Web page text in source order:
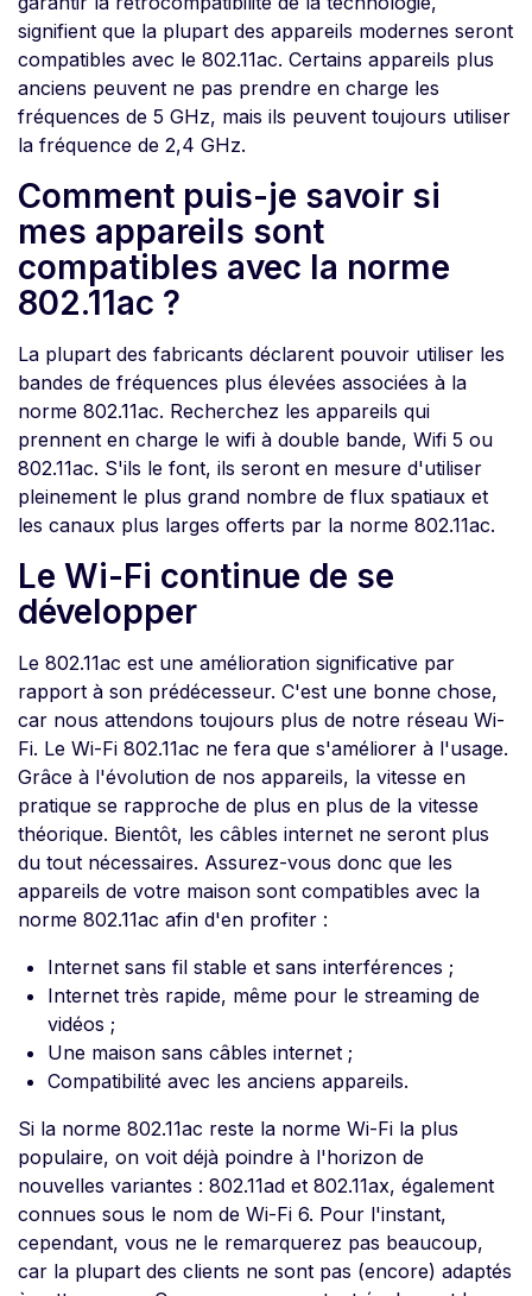
signifient que la plupart des appareils modernes seront
compatibles avec le 802.11ac. Certains appareils plus
anciens peuvent ne pas prendre en charge les
fréquences de 5 GHz, mais ils peuvent toujours utiliser
la fréquence de 2,4 GHz.
Comment puis-je savoir si
mes appareils sont
compatibles avec la norme
802.11ac ?
La plupart des fabricants déclarent pouvoir utiliser les
bandes de fréquences plus élevées associées à la
norme 802.11ac. Recherchez les appareils qui
prennent en charge le wifi à double bande, Wifi 5 ou
802.11ac. S'ils le font, ils seront en mesure d'utiliser
pleinement le plus grand nombre de flux spatiaux et
les canaux plus larges offerts par la norme 802.11ac.
Le Wi-Fi continue de se
développer
Le 802.11ac est une amélioration significative par
rapport à son prédécesseur. C'est une bonne chose,
car nous attendons toujours plus de notre réseau Wi-
Fi. Le Wi-Fi 802.11ac ne fera que s'améliorer à l'usage.
Grâce à l'évolution de nos appareils, la vitesse en
pratique se rapproche de plus en plus de la vitesse
théorique. Bientôt, les câbles internet ne seront plus
du tout nécessaires. Assurez-vous donc que les
appareils de votre maison sont compatibles avec la
norme 802.11ac afin d'en profiter :
Internet sans fil stable et sans interférences ;
Internet très rapide, même pour le streaming de
vidéos ;
Une maison sans câbles internet ;
Compatibilité avec les anciens appareils.
Si la norme 802.11ac reste la norme Wi-Fi la plus
populaire, on voit déjà poindre à l'horizon de
nouvelles variantes : 802.11ad et 802.11ax, également
connues sous le nom de Wi-Fi 6. Pour l'instant,
cependant, vous ne le remarquerez pas beaucoup,
car la plupart des clients ne sont pas (encore) adaptés